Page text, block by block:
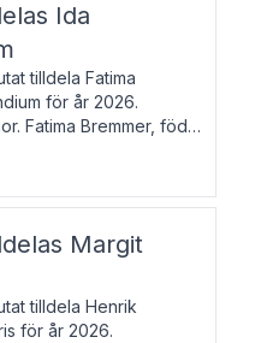
Ida
tilldela Fatima
för år 2026.
Fatima Bremmer, född
Hon utkom i fjol med
Margit
tilldela Henrik
för år 2026.